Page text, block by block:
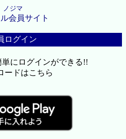
ノジマ
会員サイト
ログイン
にログインができる!!
ードはこちら